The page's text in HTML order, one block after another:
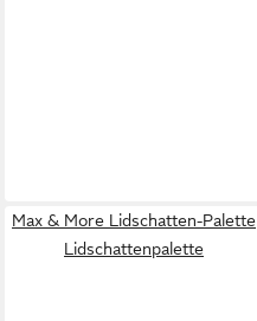
Max & More Lidschatten-Palette
Lidschattenpalette